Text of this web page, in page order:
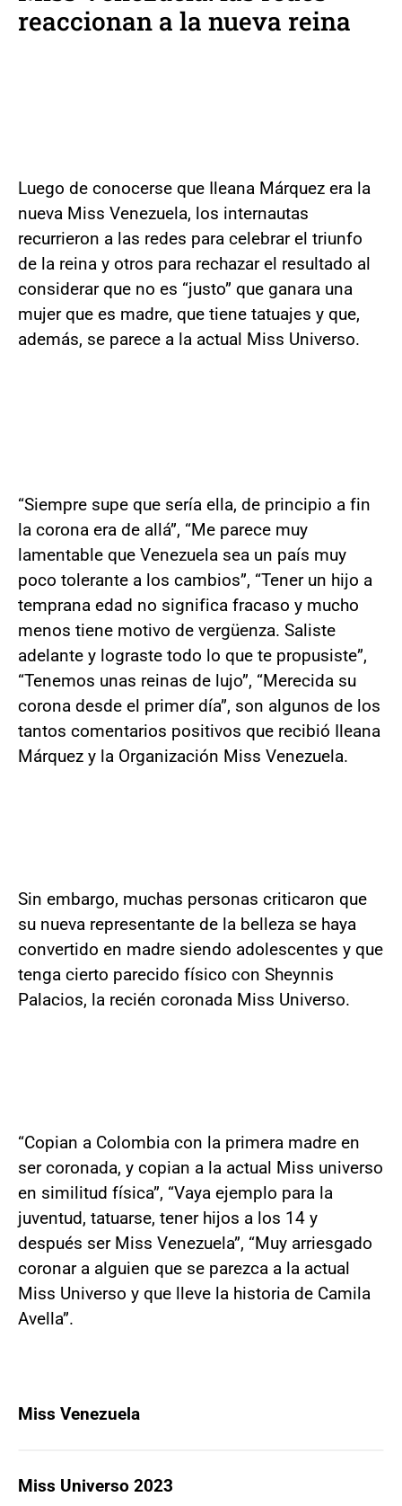
reaccionan a la nueva reina
Luego de conocerse que Ileana Márquez era la
nueva Miss Venezuela, los internautas
recurrieron a las redes para celebrar el triunfo
de la reina y otros para rechazar el resultado al
considerar que no es “justo” que ganara una
mujer que es madre, que tiene tatuajes y que,
además, se parece a la actual Miss Universo.
“Siempre supe que sería ella, de principio a fin
la corona era de allá”, “Me parece muy
lamentable que Venezuela sea un país muy
poco tolerante a los cambios”, “Tener un hijo a
temprana edad no significa fracaso y mucho
menos tiene motivo de vergüenza. Saliste
adelante y lograste todo lo que te propusiste”,
“Tenemos unas reinas de lujo”, “Merecida su
corona desde el primer día”, son algunos de los
tantos comentarios positivos que recibió Ileana
Márquez y la Organización Miss Venezuela.
Sin embargo, muchas personas criticaron que
su nueva representante de la belleza se haya
convertido en madre siendo adolescentes y que
tenga cierto parecido físico con Sheynnis
Palacios, la recién coronada Miss Universo.
“Copian a Colombia con la primera madre en
ser coronada, y copian a la actual Miss universo
en similitud física”, “Vaya ejemplo para la
juventud, tatuarse, tener hijos a los 14 y
después ser Miss Venezuela”, “Muy arriesgado
coronar a alguien que se parezca a la actual
Miss Universo y que lleve la historia de Camila
Avella”.
Miss Venezuela
Miss Universo 2023